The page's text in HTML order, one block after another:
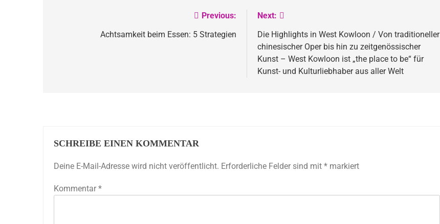
Previous:
Achtsamkeit beim Essen: 5 Strategien
Next:
Die Highlights in West Kowloon / Von traditioneller
chinesischer Oper bis hin zu zeitgenössischer
Kunst – West Kowloon ist „the place to be“ für
Kunst- und Kulturliebhaber aus aller Welt
SCHREIBE EINEN KOMMENTAR
Deine E-Mail-Adresse wird nicht veröffentlicht. Erforderliche Felder sind mit * markiert
Kommentar *